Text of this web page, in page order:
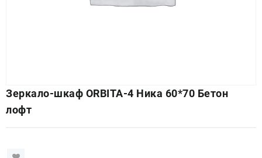
Зеркало-шкаф ORBITA-4 Ника 60*70 Бетон
лофт